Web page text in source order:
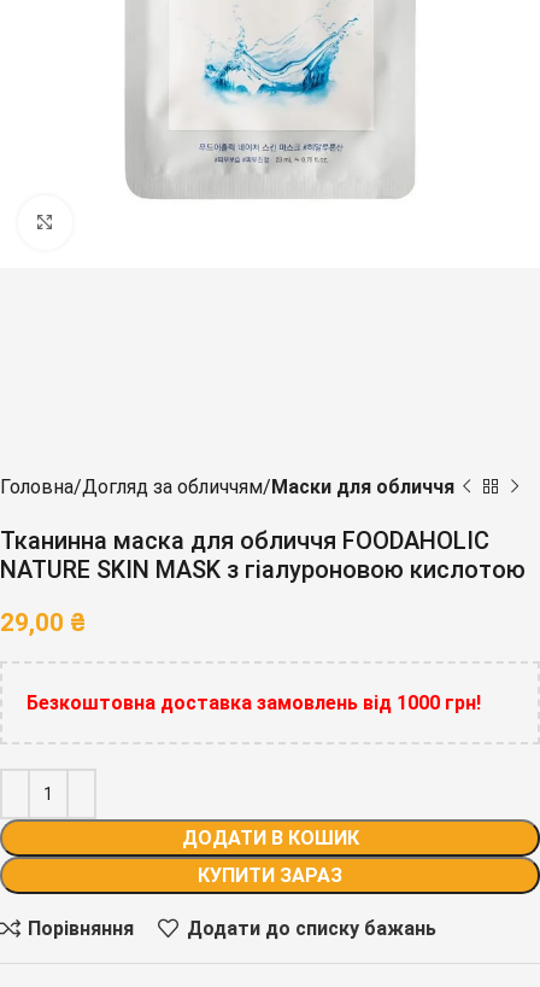
Головна Догляд за обличчям Маски для обличчя
Тканинна маска для обличчя FOODAHOLIC
NATURE SKIN MASK з гіалуроновою кислотою
29,00 ₴
Безкоштовна доставка замовлень від 1000 грн!
ДОДАТИ В КОШИК
КУПИТИ ЗАРАЗ
Порівняння Додати до списку бажань